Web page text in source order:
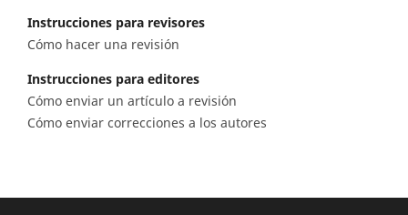
Instrucciones para revisores
Cómo hacer una revisión
Instrucciones para editores
Cómo enviar un artículo a revisión
Cómo enviar correcciones a los autores